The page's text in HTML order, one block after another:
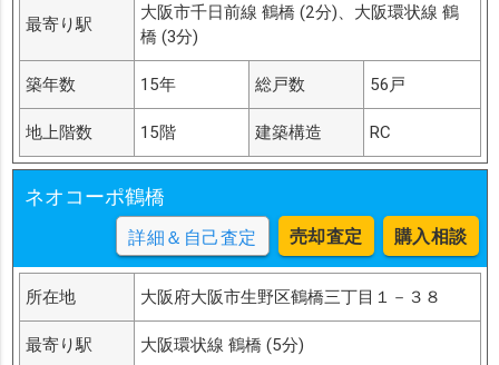
最寄り駅
大阪市千日前線 鶴橋 (2分)、大阪環状線 鶴
橋 (3分)
築年数 15年 総戸数 56戸
地上階数 15階 建築構造 RC
ネオコーポ鶴橋
詳細＆自己査定 売却査定 購入相談
所在地 大阪府大阪市生野区鶴橋三丁目１－３８
最寄り駅 大阪環状線 鶴橋 (5分)